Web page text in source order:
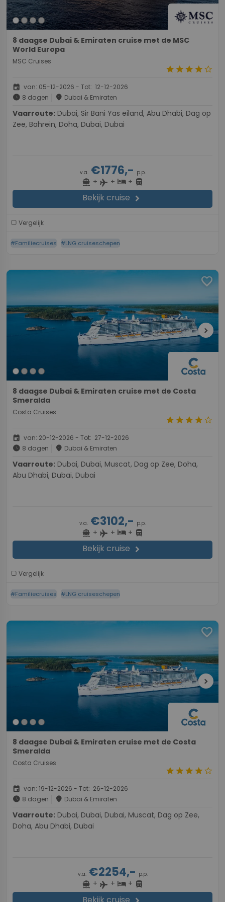
8 daagse Dubai & Emiraten cruise met de MSC
World Europa
MSC Cruises
starstarstarstarstar_border
event van: 05-12-2026 - Tot: 12-12-2026
schedule 8 dagen place Dubai & Emiraten
Vaarroute:
Zee, Bahrein, Doha, Dubai, Dubai
v.a.€1776,- p.p.
directions_boat + flight + hotel+ directions_bus
Bekijk cruise chevron_right
Vergelijk
#Familiecruises #LNG cruiseschepen
favorite
chevron_right
8 daagse Dubai & Emiraten cruise met de Costa
Smeralda
Costa Cruises
starstarstarstarstar_border
event van: 20-12-2026 - Tot: 27-12-2026
schedule 8 dagen place Dubai & Emiraten
Vaarroute:
Abu Dhabi, Dubai, Dubai
v.a. €3102,- p.p.
directions_boat + flight + hotel+ directions_bus
Bekijk cruise chevron_right
Vergelijk
#Familiecruises #LNG cruiseschepen
favorite
chevron_right
8 daagse Dubai & Emiraten cruise met de Costa
Smeralda
Costa Cruises
starstarstarstarstar_border
event van: 19-12-2026 - Tot: 26-12-2026
schedule 8 dagen place Dubai & Emiraten
Vaarroute:
Doha, Abu Dhabi, Dubai
v.a.€2254,- p.p.
directions_boat + flight + hotel+ directions_bus
Bekijk cruise